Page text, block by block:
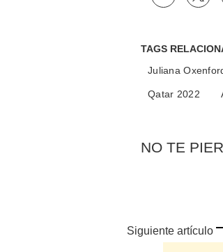
TAGS
Juliana
Qatar 2022
NO TE
Siguiente artículo